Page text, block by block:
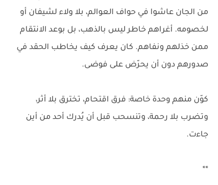
من الجان عاشوا في حواف العوالم، بلا ولاء لشيفان أو
لخصومه. أغراهم خاطر ليس بالذهب، بل بوعد الانتقام
ممن خذلهم ونفاهم. كان يعرف كيف يخاطب الحقد في
صدورهم دون أن يحرّض على فوضى.
كوّن منهم وحدة خاصة: فرق اقتحام، تخترق بلا أثر،
وتضرب بلا رحمة، وتنسحب قبل أن يُدرك أحد من أين
جاءت.
**